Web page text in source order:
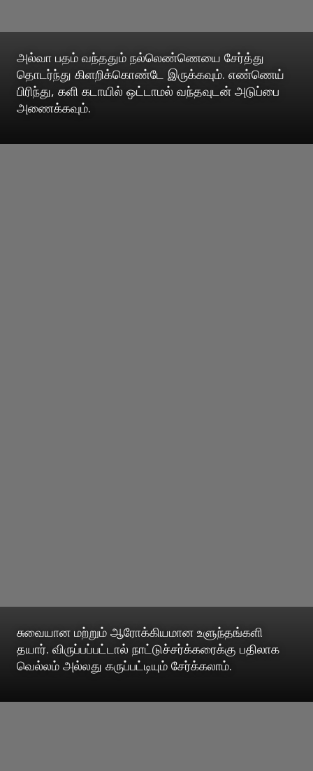
அல்வா பதம் வந்ததும் நல்லெண்ணெயை சேர்த்து
தொடர்ந்து கிளறிக்கொண்டே இருக்கவும். எண்ணெய்
பிரிந்து, களி கடாயில் ஒட்டாமல் வந்தவுடன் அடுப்பை
அணைக்கவும்.
சுவையான மற்றும் ஆரோக்கியமான உளுந்தங்களி
தயார். விருப்பப்பட்டால் நாட்டுச்சர்க்கரைக்கு பதிலாக
வெல்லம் அல்லது கருப்பட்டியும் சேர்க்கலாம்.